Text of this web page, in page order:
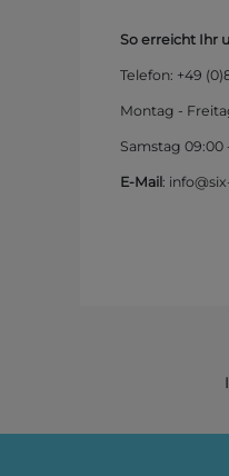
So erreicht Ihr
Telefon: +49 (0)
Montag -
Samstag 09:00
E-Mail :